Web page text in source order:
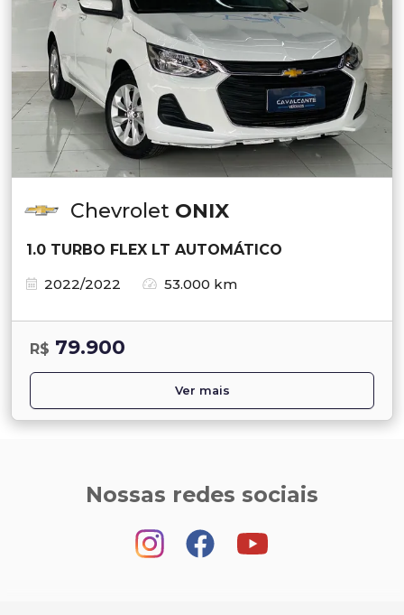
Chevrolet ONIX
1.0 TURBO FLEX LT AUTOMÁTICO
2022/2022
53.000 km
R$ 79.900
Ver mais
Nossas redes sociais